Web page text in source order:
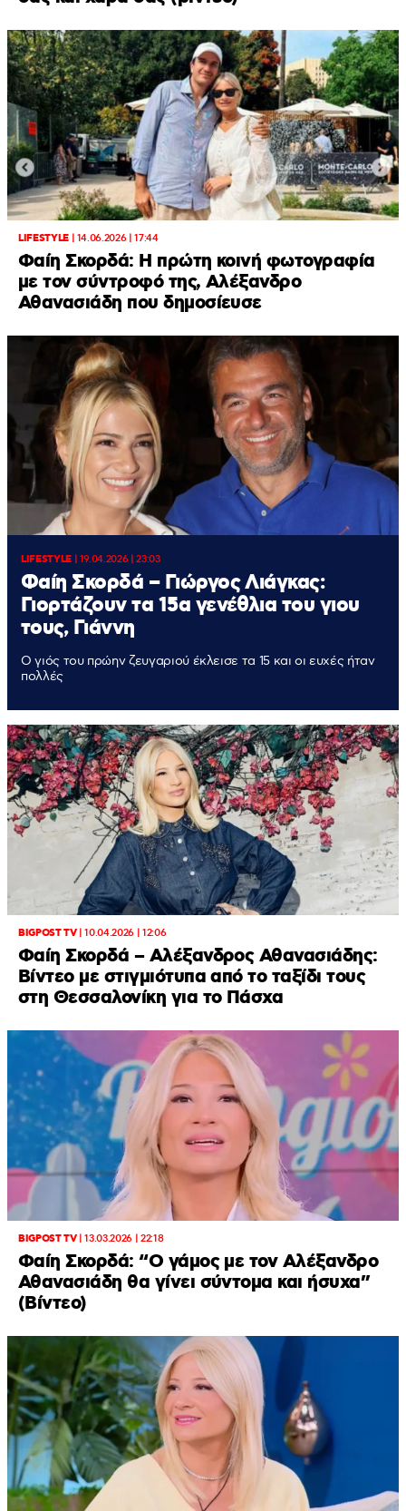
LIFESTYLE| 14.06.2026 | 17:44
Φαίη Σκορδά: Η πρώτη κοινή φωτογραφία
με τον σύντροφό της, Αλέξανδρο
Αθανασιάδη που δημοσίευσε
LIFESTYLE| 19.04.2026 | 23:03
Φαίη Σκορδά – Γιώργος Λιάγκας:
Γιορτάζουν τα 15α γενέθλια του γιου
τους, Γιάννη
Ο γιός του πρώην ζευγαριού έκλεισε τα 15 και οι ευχές ήταν
πολλές
BIGPOST TV|10.04.2026 | 12:06
Φαίη Σκορδά – Αλέξανδρος Αθανασιάδης:
Βίντεο με στιγμιότυπα από το ταξίδι τους
στη Θεσσαλονίκη για το Πάσχα
BIGPOST TV|13.03.2026 | 22:18
Φαίη Σκορδά: “Ο γάμος με τον Αλέξανδρο
Αθανασιάδη θα γίνει σύντομα και ήσυχα”
(Βίντεο)